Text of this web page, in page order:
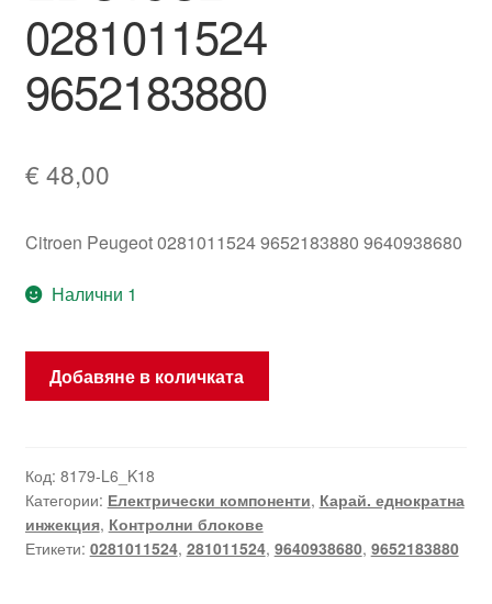
0281011524
9652183880
€ 48,00
Citroen Peugeot 0281011524 9652183880 9640938680
Налични 1
количество
Bosch
EDC15C2
0281011524
9652183880
Добавяне в количката
Код: 8179-L6_K18
Категории: Електрически компоненти, Карай. еднократна
инжекция, Контролни блокове
Етикети: 0281011524, 281011524, 9640938680, 9652183880